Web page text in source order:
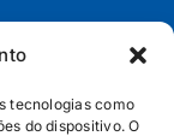
tecnologias como
do dispositivo. O